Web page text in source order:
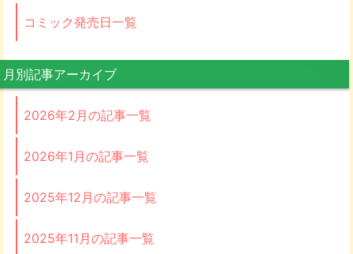
コミック発売日一覧
月別記事アーカイブ
2026年2月の記事一覧
2026年1月の記事一覧
2025年12月の記事一覧
2025年11月の記事一覧